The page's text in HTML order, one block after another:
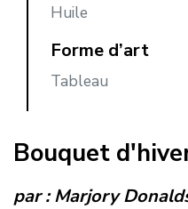
Huile
Forme d’art
Tableau
Bouquet
par :Marjory